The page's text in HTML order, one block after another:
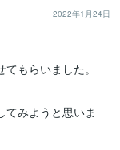
2022年1月24日
もらいました。
てみようと思いま